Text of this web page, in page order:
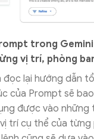
trong
vị trí, phòng
đọc lại hướng dẫn
của Prompt sẽ
được vào những
trí cụ thể của từng